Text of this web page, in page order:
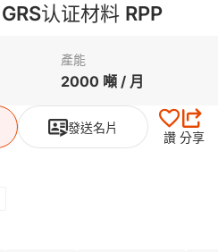
认证材料 RPP
產能
2000 噸 / 月
發送名片
讚 分享